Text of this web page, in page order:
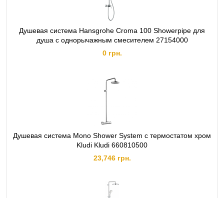
Душевая система Hansgrohe Croma 100 Showerpipe для
душа с однорычажным смесителем 27154000
0 грн.
Душевая система Mono Shower System с термостатом хром
Kludi Kludi 660810500
23,746 грн.